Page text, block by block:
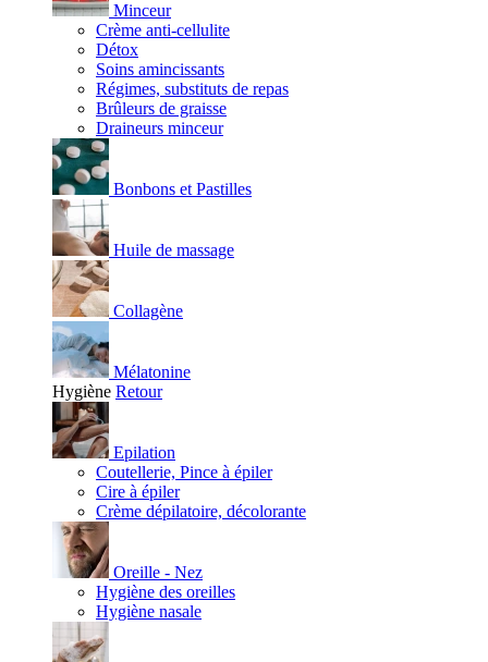
Minceur
Crème anti-cellulite
Détox
Soins amincissants
Régimes, substituts de repas
Brûleurs de graisse
Draineurs minceur
Bonbons et Pastilles
Huile de massage
Collagène
Mélatonine
Hygiène Retour
Epilation
Coutellerie, Pince à épiler
Cire à épiler
Crème dépilatoire, décolorante
Oreille - Nez
Hygiène des oreilles
Hygiène nasale